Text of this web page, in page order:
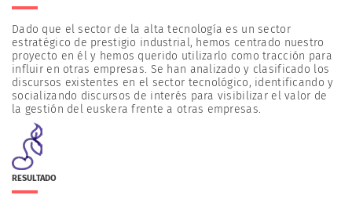
Dado que el sector de la alta tecnología es un sector
estratégico de prestigio industrial, hemos centrado nuestro
proyecto en él y hemos querido utilizarlo como tracción para
influir en otras empresas. Se han analizado y clasificado los
discursos existentes en el sector tecnológico, identificando y
socializando discursos de interés para visibilizar el valor de
la gestión del euskera frente a otras empresas.
RESULTADO